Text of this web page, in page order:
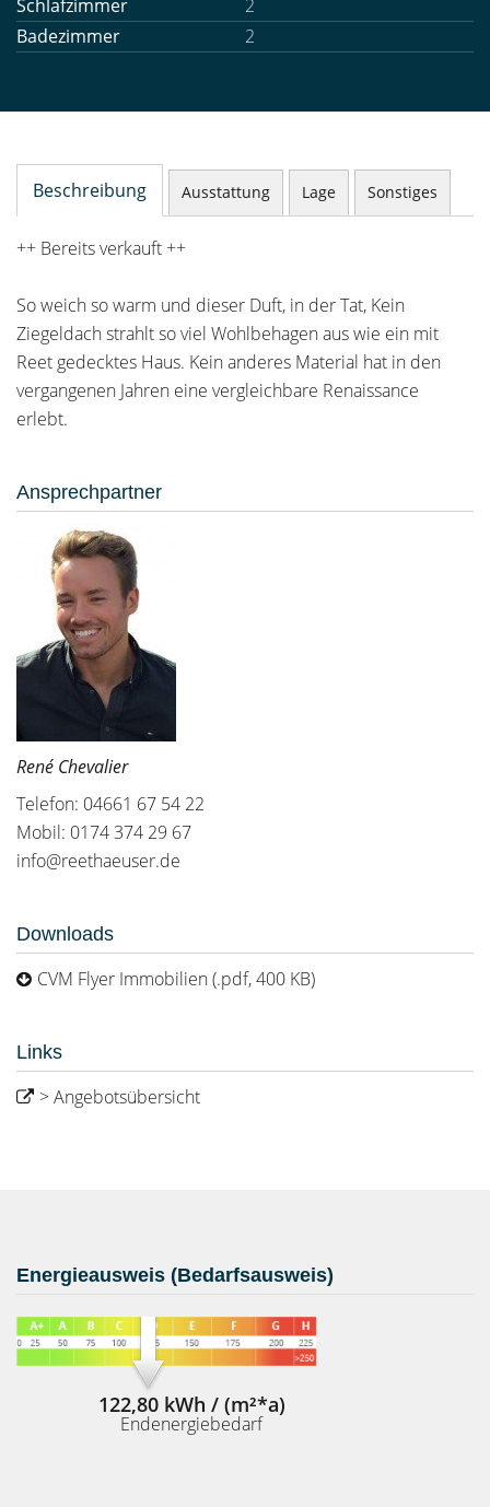
Schlafzimmer
2
Badezimmer
2
Beschreibung Ausstattung Lage Sonstiges
++ Bereits verkauft ++
So weich so warm und dieser Duft, in der Tat, Kein
Ziegeldach strahlt so viel Wohlbehagen aus wie ein mit
Reet gedecktes Haus. Kein anderes Material hat in den
vergangenen Jahren eine vergleichbare Renaissance
erlebt.
Ansprechpartner
René Chevalier
Telefon: 04661 67 54 22
Mobil: 0174 374 29 67
info@reethaeuser.de
Downloads
CVM Flyer Immobilien (.pdf, 400 KB)
Links
> Angebotsübersicht
Energieausweis (Bedarfsausweis)
122,80 kWh / (m²*a)
Endenergiebedarf